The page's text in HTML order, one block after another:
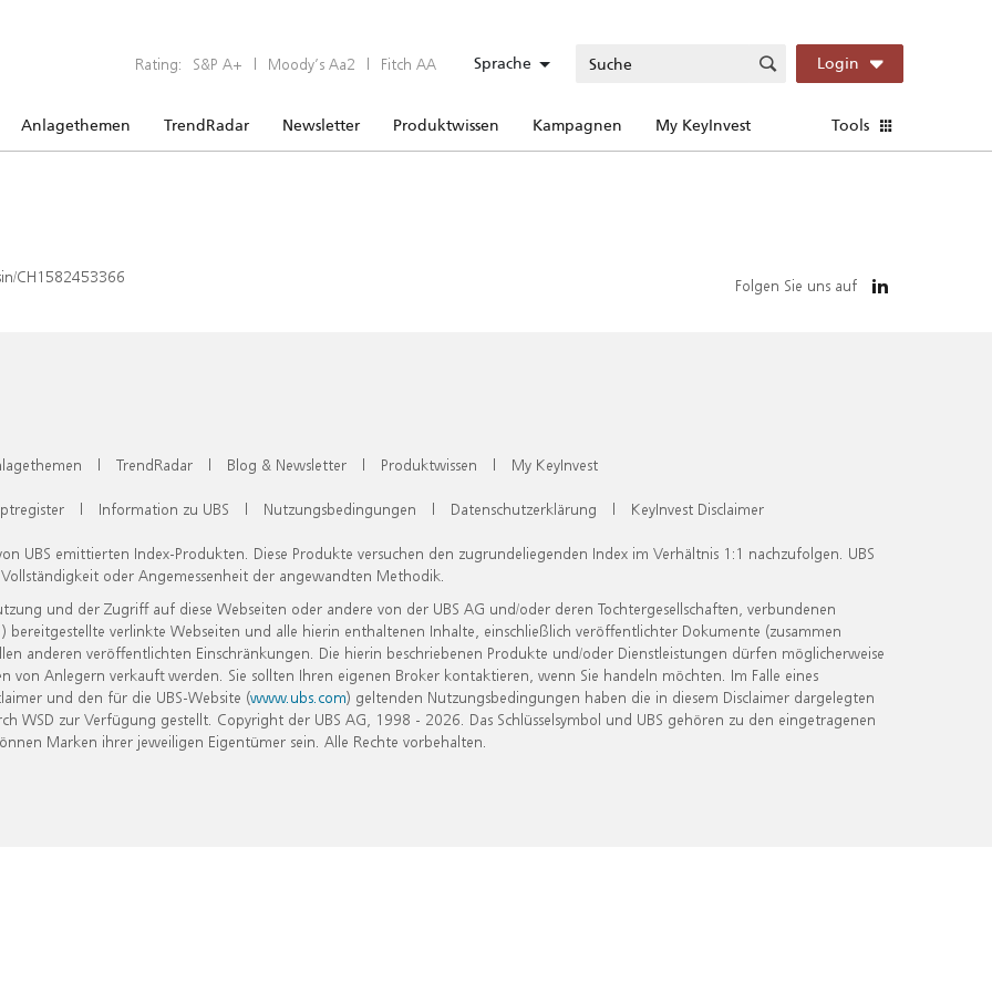
Rating: S&P A+ | Moody’s Aa2 | Fitch AA Sprache Login
Anlagethemen TrendRadar Newsletter Produktwissen Kampagnen My KeyInvest Tools
CH1582453366 Folgen Sie uns auf
| TrendRadar | Blog & Newsletter | Produktwissen | My KeyInvest
| Information zu UBS | Nutzungsbedingungen | Datenschutzerklärung | KeyInvest Disclaimer
UBS emittierten Index-Produkten. Diese Produkte versuchen den zugrundeliegenden Index im Verhältnis 1:1 nachzufolgen. UBS
oder Angemessenheit der angewandten Methodik.
und der Zugriff auf diese Webseiten oder andere von der UBS AG und/oder deren Tochtergesellschaften, verbundenen
verlinkte Webseiten und alle hierin enthaltenen Inhalte, einschließlich veröffentlichter Dokumente (zusammen
anderen veröffentlichten Einschränkungen. Die hierin beschriebenen Produkte und/oder Dienstleistungen dürfen möglicherweise
Anlegern verkauft werden. Sie sollten Ihren eigenen Broker kontaktieren, wenn Sie handeln möchten. Im Falle eines
und den für die UBS-Website (www.ubs.com) geltenden Nutzungsbedingungen haben die in diesem Disclaimer dargelegten
zur Verfügung gestellt. Copyright der UBS AG, 1998 - 2026. Das Schlüsselsymbol und UBS gehören zu den eingetragenen
Marken ihrer jeweiligen Eigentümer sein. Alle Rechte vorbehalten.